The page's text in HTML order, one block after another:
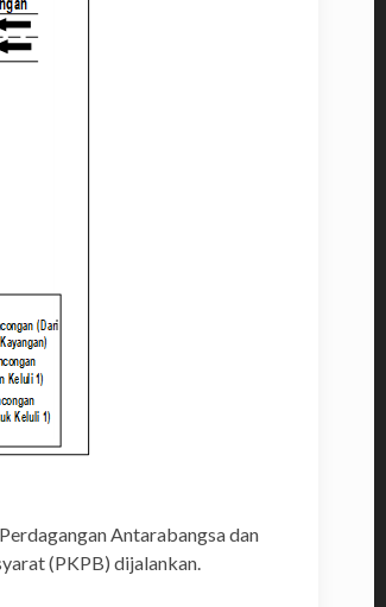
Antarabangsa dan
(PKPB) dijalankan.